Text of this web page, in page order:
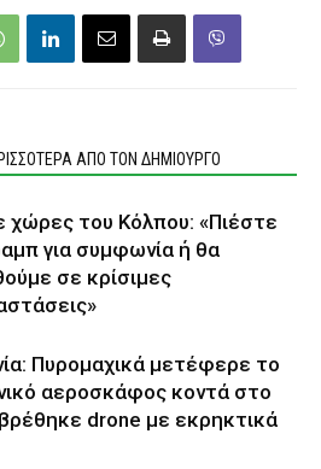
ΑΠΟ ΤΟΝ ΔΗΜΙΟΥΡΓΟ
χώρες του Κόλπου: «Πιέστε
για συμφωνία ή θα
σε κρίσιμες
Πυρομαχικά μετέφερε το
αεροσκάφος κοντά στο
drone με εκρηκτικά